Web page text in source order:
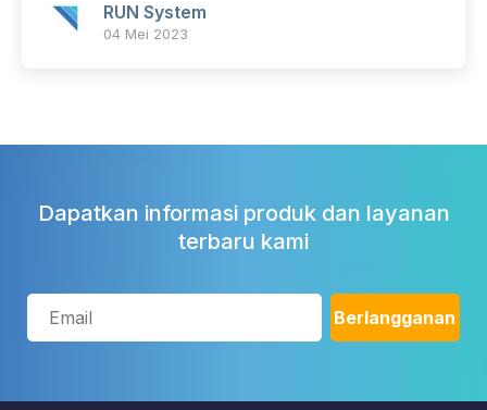
RUN System
04 Mei 2023
Dapatkan informasi produk dan layanan
terbaru kami